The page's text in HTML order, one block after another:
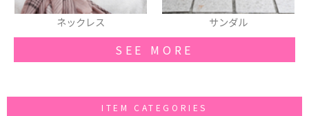
ネックレス サンダル
SEE MORE
ITEM CATEGORIES